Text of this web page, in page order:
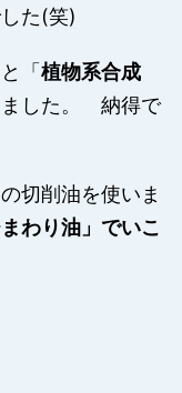
た(笑)
「 植物系合成
ました。 納得で
切削油を使いま
わり油」でいこ